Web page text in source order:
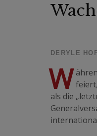
DERYLE
W
als die